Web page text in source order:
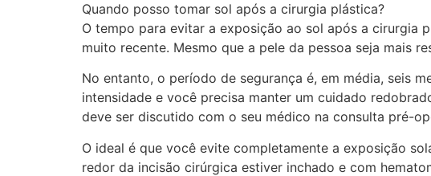
Quando posso tomar sol após a cirurgia plástica?
O tempo para evitar a exposição ao sol após a cirurgia
muito recente. Mesmo que a pele da pessoa seja mais
No entanto, o período de segurança é, em média, seis
intensidade e você precisa manter um cuidado
deve ser discutido com o seu médico na consulta pré-
O ideal é que você evite completamente a exposição
redor da incisão cirúrgica estiver inchado e com